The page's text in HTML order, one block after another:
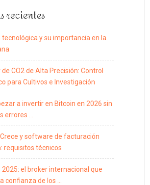
recientes
tecnológica y su importancia en la
CO2 de Alta Precisión: Control
para Cultivos e Investigación
a invertir en Bitcoin en 2026 sin
errores …
y software de facturación
requisitos técnicos
2025: el broker internacional que
confianza de los …